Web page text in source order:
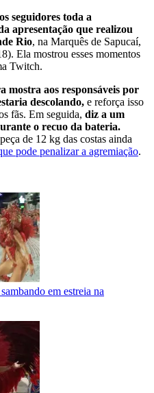
seguidores toda a
apresentação que realizou
Rio, na Marquês de Sapucaí,
Ela mostrou esses momentos
Twitch.
mostra aos responsáveis por
descolando, e reforça isso
fãs. Em seguida, diz a um
o recuo da bateria.
de 12 kg das costas ainda
pode penalizar a agremiação.
em estreia na